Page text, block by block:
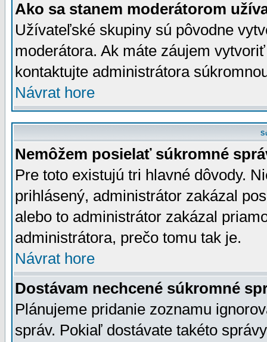
Ako sa stanem moderátorom
Užívateľské skupiny sú pôvodne
moderátora. Ak máte záujem
kontaktujte administrátora
Návrat hore
Nemôžem posielať súkromné
Pre toto existujú tri hlavné dôvody.
prihlásený, administrátor zakázal
alebo to administrátor zakázal
administrátora, prečo tomu tak je.
Návrat hore
Dostávam nechcené súkromné
Plánujeme pridanie zoznamu
správ. Pokiaľ dostávate takéto